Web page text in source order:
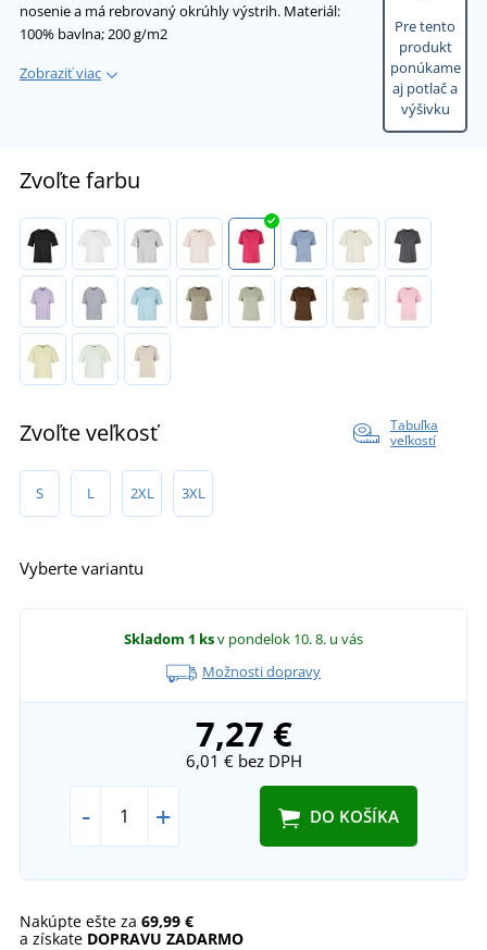
nosenie a má rebrovaný okrúhly výstrih. Materiál:
100% bavlna; 200 g/m2
Zobraziť viac
Pre tento
produkt
ponúkame
aj potlač a
výšivku
Zvoľte farbu
Zvoľte veľkosť
Tabuľka
veľkostí
S L 2XL 3XL
Vyberte variantu
Skladom 1 ksv pondelok 10. 8. u vás
Možnosti dopravy
7,27 €
6,01 €bez DPH
- + DO KOŠÍKA
Nakúpte ešte za 69,99 €
a získate DOPRAVU ZADARMO